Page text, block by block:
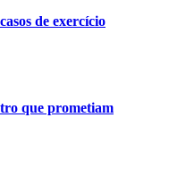
de exercício
que prometiam